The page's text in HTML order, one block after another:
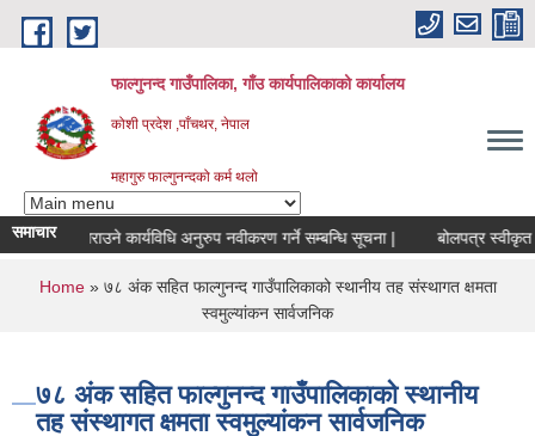
Skip to main content
फाल्गुनन्द गाउँपालिका, गाँउ कार्यपालिकाको कार्यालय
कोशी प्रदेश ,पाँचथर, नेपाल
महागुरु फाल्गुनन्दको कर्म थलो
समाचार
उपलब्ध गराउने कार्यविधि अनुरुप नवीकरण गर्ने सम्बन्धि सूचना | बोलपत्र स्वीकृत
You are here
Home» ७८ अंक सहित फाल्गुनन्द गाउँपालिकाको स्थानीय तह संस्थागत क्षमता
स्वमुल्यांकन सार्वजनिक
७८ अंक सहित फाल्गुनन्द गाउँपालिकाको स्थानीय
तह संस्थागत क्षमता स्वमुल्यांकन सार्वजनिक